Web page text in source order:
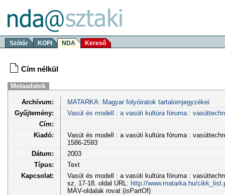
Szótár KOPI NDA Kereső
Cím nélkül
Metaadatok
Archívum:
MATARKA: Magyar folyóiratok tartalomjegyzékei
Gyűjtemény:
Vasút és modell : a vasúti kultúra fóruma :
Cím:
Kiadó:
Vasút és modell : a vasúti kultúra fóruma :
1586-2593
Dátum:
2003
Típus:
Text
Kapcsolat:
Vasút és modell : a vasúti kultúra fóruma :
sz. 17-18. oldal URL: http://www.matarka.hu/
MÁV-oldalak rovat (isPartOf)